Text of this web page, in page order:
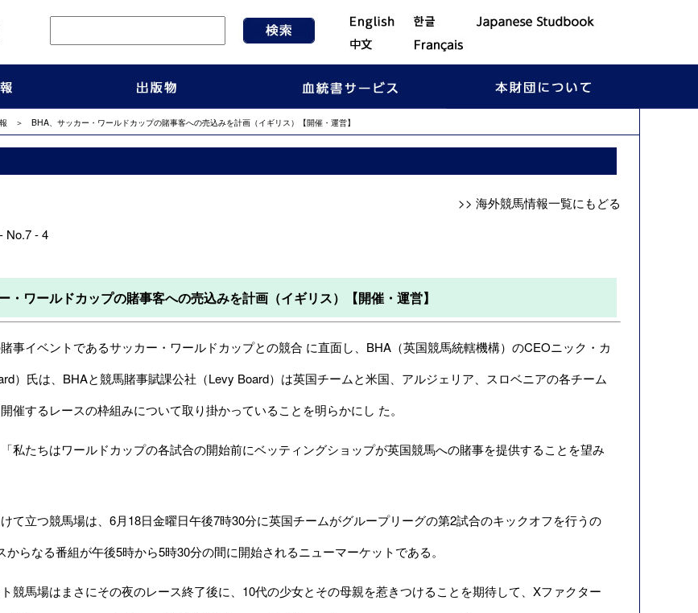
＞ BHA、サッカー・ワールドカップの賭事客への売込みを計画（イギリス）【開催・運営】
>> 海外競馬情報一覧にもどる
- 4
・ワールドカップの賭事客への売込みを計画（イギリス）【開催・運営】
事イベントであるサッカー・ワールドカップとの競合 に直面し、BHA（英国競馬統轄機構）のCEOニック・カ
）氏は、BHAと競馬賭事賦課公社（Levy Board）は英国チームと米国、アルジェリア、スロベニアの各チーム
催するレースの枠組みについて取り掛かっていることを明らかにし た。
私たちはワールドカップの各試合の開始前にベッティングショップが英国競馬への賭事を提供することを望み
て立つ競馬場は、6月18日金曜日午後7時30分に英国チームがグループリーグの第2試合のキックオフを行うの
からなる番組が午後5時から5時30分の間に開始されるニューマーケットである。
競馬場はまさにその夜のレース終了後に、10代の少女とその母親を惹きつけることを期待して、Xファクター